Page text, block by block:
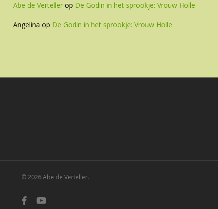
Abe de Vertellerop De Godin in het sprookje: Vrouw Holle
Angelina op De Godin in het sprookje: Vrouw Holle
© 2026 Abe de Verteller.
facebookyoutube